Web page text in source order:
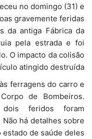
no domingo (31) e
gravemente feridas.
da antiga Fábrica da
pela estrada e foi
O impacto da colisão
atingido destruída.
ferragens do carro e
de Bombeiros.
feridos foram
há detalhes sobre
estado de saúde deles.